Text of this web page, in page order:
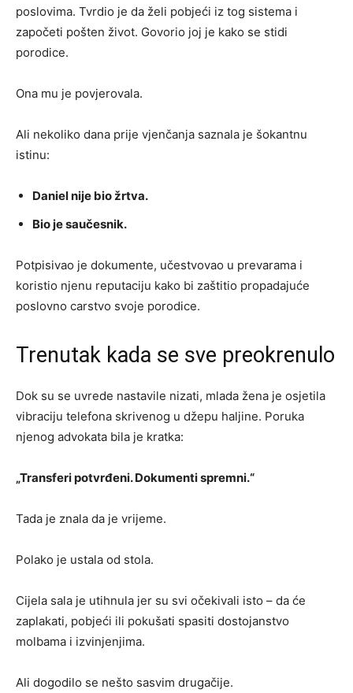
poslovima. Tvrdio je da želi pobjeći iz tog sistema i
započeti pošten život. Govorio joj je kako se stidi
porodice.
Ona mu je povjerovala.
Ali nekoliko dana prije vjenčanja saznala je šokantnu
istinu:
Daniel nije bio žrtva.
Bio je saučesnik.
Potpisivao je dokumente, učestvovao u prevarama i
koristio njenu reputaciju kako bi zaštitio propadajuće
poslovno carstvo svoje porodice.
Trenutak kada se sve preokrenulo
Dok su se uvrede nastavile nizati, mlada žena je osjetila
vibraciju telefona skrivenog u džepu haljine. Poruka
njenog advokata bila je kratka:
„Transferi potvrđeni. Dokumenti spremni.“
Tada je znala da je vrijeme.
Polako je ustala od stola.
Cijela sala je utihnula jer su svi očekivali isto – da će
zaplakati, pobjeći ili pokušati spasiti dostojanstvo
molbama i izvinjenjima.
Ali dogodilo se nešto sasvim drugačije.